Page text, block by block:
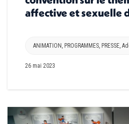
affective et sexuelle
ANIMATION PROGRAMMES PRESSE
26 mai 2023